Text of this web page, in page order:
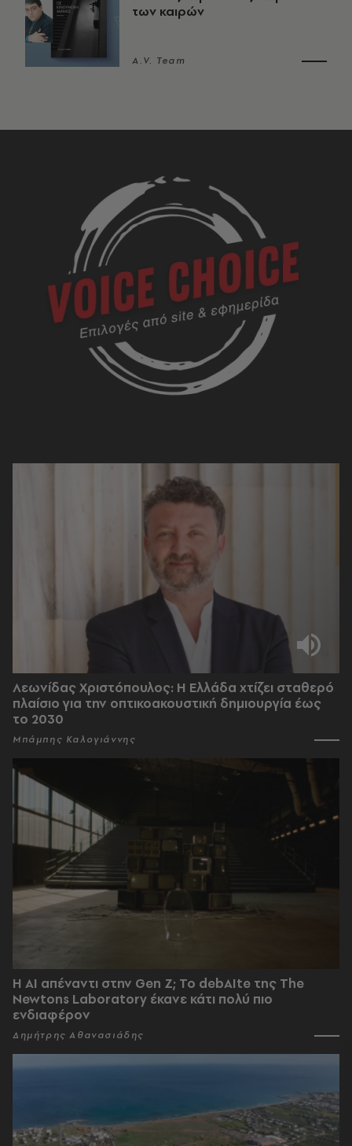
των καιρών
A.V. Team
Λεωνίδας Χριστόπουλος: Η Ελλάδα χτίζει σταθερό
πλαίσιο για την οπτικοακουστική δημιουργία έως
το 2030
Μπάμπης Καλογιάννης
Η AI απέναντι στην Gen Z; Το debAIte της The
Newtons Laboratory έκανε κάτι πολύ πιο
ενδιαφέρον
Δημήτρης Αθανασιάδης